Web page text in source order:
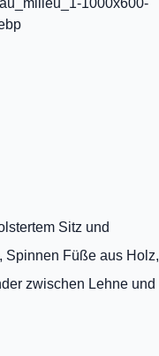
Sitz und
Spinnen Füße aus Holz,
zwischen Lehne und